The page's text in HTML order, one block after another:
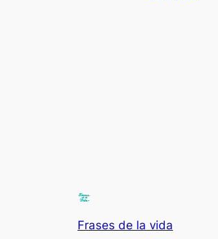
Frases de la vida